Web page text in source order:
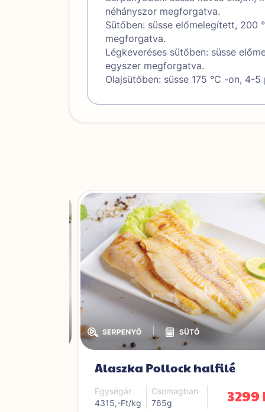
néhányszor megforgatva.
Sütőben: süsse előmelegített, 200
megforgatva.
Légkeveréses sütőben: süsse
egyszer megforgatva.
Olajsütőben: süsse 175 °C -on, 4-5
Alaszka Pollock halfilé
Egységár
4315,-Ft/kg
Csomagban
765g
3299